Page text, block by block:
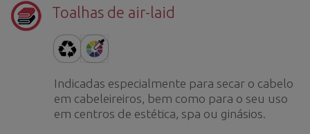
Toalhas de air-laid
Indicadas especialmente para secar o cabelo
em cabeleireiros, bem como para o seu uso
em centros de estética, spa ou ginásios.